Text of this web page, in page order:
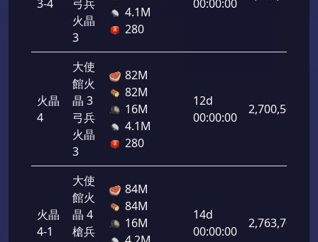
3-4
弓兵
火晶
3
4.1M
280
00:00:00
火晶
4
大使
館火
晶 3
弓兵
火晶
3
82M
82M
16M
4.1M
280
12d
00:00:00
2,700,500
火晶
4-1
大使
館火
晶 4
槍兵
84M
84M
16M
14d
00:00:00
2,763,700